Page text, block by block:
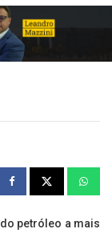
petróleo a mais